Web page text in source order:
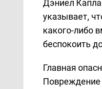
Дэниел
указывает,
какого-либо
беспокоить
Главная
Повреждение